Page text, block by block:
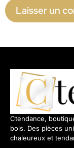
Ctendance,
bois. Des pièces
chaleureux et